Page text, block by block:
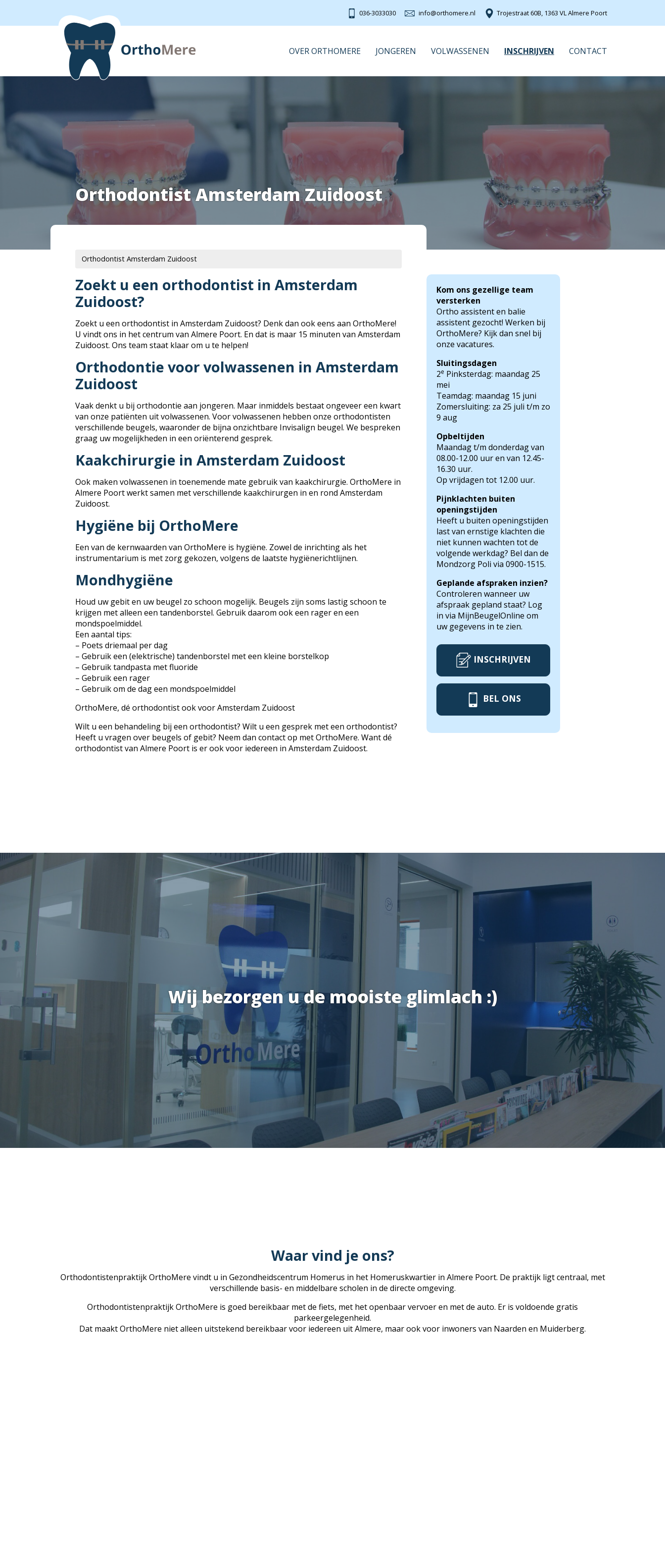
036-3033030 info@orthomere.nl Trojestraat 60B, 1363 VL Almere Poort
OVER ORTHOMERE JONGEREN VOLWASSENEN INSCHRIJVEN CONTACT
Orthodontist Amsterdam Zuidoost
Orthodontist Amsterdam Zuidoost
Zoekt u een orthodontist in Amsterdam
Zuidoost?
Zoekt u een orthodontist in Amsterdam Zuidoost? Denk dan ook eens aan OrthoMere!
U vindt ons in het centrum van Almere Poort. En dat is maar 15 minuten van Amsterdam
Zuidoost. Ons team staat klaar om u te helpen!
Orthodontie voor volwassenen in Amsterdam
Zuidoost
Vaak denkt u bij orthodontie aan jongeren. Maar inmiddels bestaat ongeveer een kwart
van onze patiënten uit volwassenen. Voor volwassenen hebben onze orthodontisten
verschillende beugels, waaronder de bijna onzichtbare Invisalign beugel. We bespreken
graag uw mogelijkheden in een oriënterend gesprek.
Kaakchirurgie in Amsterdam Zuidoost
Ook maken volwassenen in toenemende mate gebruik van kaakchirurgie. OrthoMere in
Almere Poort werkt samen met verschillende kaakchirurgen in en rond Amsterdam
Zuidoost.
Hygiëne bij OrthoMere
Een van de kernwaarden van OrthoMere is hygiëne. Zowel de inrichting als het
instrumentarium is met zorg gekozen, volgens de laatste hygiënerichtlijnen.
Mondhygiëne
Houd uw gebit en uw beugel zo schoon mogelijk. Beugels zijn soms lastig schoon te
krijgen met alleen een tandenborstel. Gebruik daarom ook een rager en een
mondspoelmiddel.
Een aantal tips:
– Poets driemaal per dag
– Gebruik een (elektrische) tandenborstel met een kleine borstelkop
– Gebruik tandpasta met fluoride
– Gebruik een rager
– Gebruik om de dag een mondspoelmiddel
OrthoMere, dé orthodontist ook voor Amsterdam Zuidoost
Wilt u een behandeling bij een orthodontist? Wilt u een gesprek met een orthodontist?
Heeft u vragen over beugels of gebit? Neem dan contact op met OrthoMere. Want dé
orthodontist van Almere Poort is er ook voor iedereen in Amsterdam Zuidoost.
Kom ons gezellige team
versterken
Ortho assistent en balie
assistent gezocht! Werken bij
OrthoMere? Kijk dan snel bij
onze vacatures.
Sluitingsdagen
2e Pinksterdag: maandag 25
mei
Teamdag: maandag 15 juni
Zomersluiting: za 25 juli t/m zo
9 aug
Opbeltijden
Maandag t/m donderdag van
08.00-12.00 uur en van 12.45-
16.30 uur.
Op vrijdagen tot 12.00 uur.
Pijnklachten buiten
openingstijden
Heeft u buiten openingstijden
last van ernstige klachten die
niet kunnen wachten tot de
volgende werkdag? Bel dan de
Mondzorg Poli via 0900-1515.
Geplande afspraken inzien?
Controleren wanneer uw
afspraak gepland staat? Log
in via MijnBeugelOnline om
uw gegevens in te zien.
INSCHRIJVEN
BEL ONS
Wij bezorgen u de mooiste glimlach :)
Waar vind je ons?
Orthodontistenpraktijk OrthoMere vindt u in Gezondheidscentrum Homerus in het Homeruskwartier in Almere Poort. De praktijk ligt centraal, met
verschillende basis- en middelbare scholen in de directe omgeving.
Orthodontistenpraktijk OrthoMere is goed bereikbaar met de fiets, met het openbaar vervoer en met de auto. Er is voldoende gratis
parkeergelegenheid.
Dat maakt OrthoMere niet alleen uitstekend bereikbaar voor iedereen uit Almere, maar ook voor inwoners van Naarden en Muiderberg.